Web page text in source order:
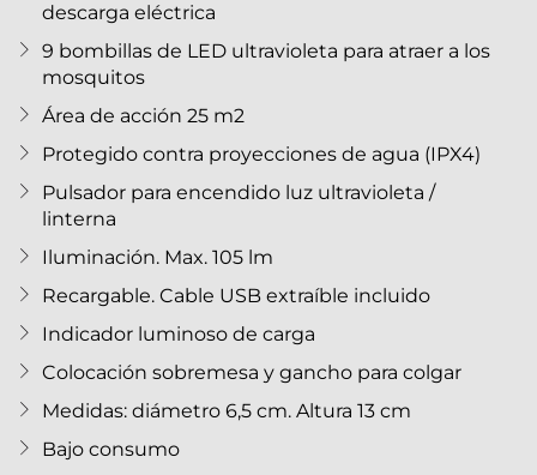
descarga eléctrica
9 bombillas de LED ultravioleta para atraer a los
mosquitos
Área de acción 25 m2
Protegido contra proyecciones de agua (IPX4)
Pulsador para encendido luz ultravioleta /
linterna
Iluminación. Max. 105 lm
Recargable. Cable USB extraíble incluido
Indicador luminoso de carga
Colocación sobremesa y gancho para colgar
Medidas: diámetro 6,5 cm. Altura 13 cm
Bajo consumo